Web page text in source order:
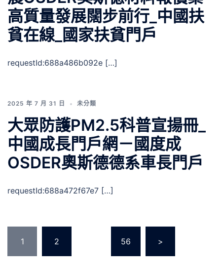
高質量發展闊步前行_中國扶
貧在線_國家扶貧門戶
requestId:688a486b092e […]
2025 年 7 月 31 日 未分類
大眾防護PM2.5科普宣揚冊_
中國成長門戶網－國度成
OSDER奧斯德德系車長門戶
requestId:688a472f67e7 […]
分
1 2 56 >